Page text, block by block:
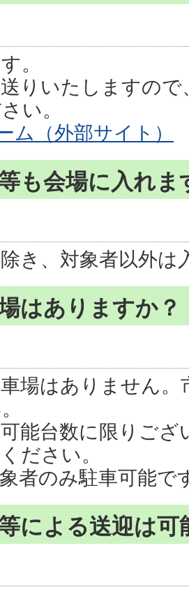
。
りいたしますの
い。
ム（外部サイト）
も会場に入れま
き、対象者以外は
はありますか？
場はありません。
能台数に限りござ
ださい。
象者のみ駐車可能で
による送迎は可